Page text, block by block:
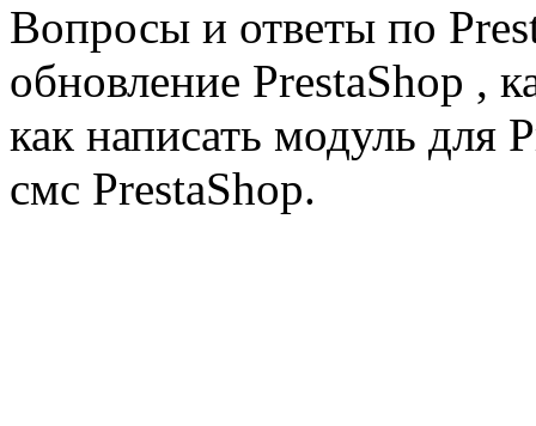
Вопросы и ответы по
обновление PrestaShop ,
как написать модуль для
смс PrestaShop.